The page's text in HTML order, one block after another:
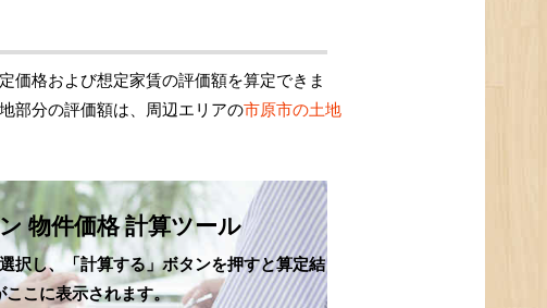
価格および想定家賃の評価額を算定できま
部分の評価額は、周辺エリアの市原市の土地
物件価格 計算ツール
択し、「計算する」ボタンを押すと算定結
ここに表示されます。